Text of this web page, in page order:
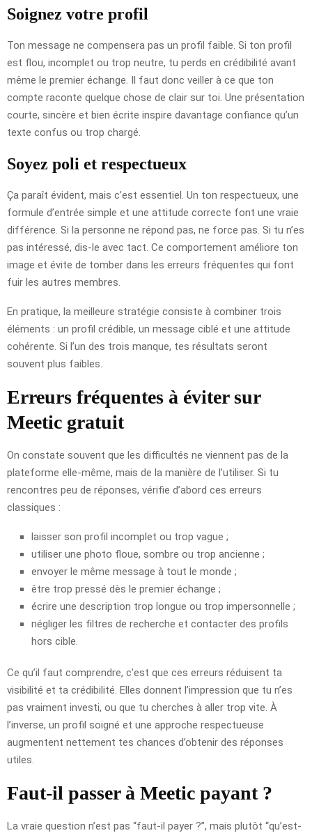
Soignez votre profil
Ton message ne compensera pas un profil faible. Si ton profil
est flou, incomplet ou trop neutre, tu perds en crédibilité avant
même le premier échange. Il faut donc veiller à ce que ton
compte raconte quelque chose de clair sur toi. Une présentation
courte, sincère et bien écrite inspire davantage confiance qu’un
texte confus ou trop chargé.
Soyez poli et respectueux
Ça paraît évident, mais c’est essentiel. Un ton respectueux, une
formule d’entrée simple et une attitude correcte font une vraie
différence. Si la personne ne répond pas, ne force pas. Si tu n’es
pas intéressé, dis-le avec tact. Ce comportement améliore ton
image et évite de tomber dans les erreurs fréquentes qui font
fuir les autres membres.
En pratique, la meilleure stratégie consiste à combiner trois
éléments : un profil crédible, un message ciblé et une attitude
cohérente. Si l’un des trois manque, tes résultats seront
souvent plus faibles.
Erreurs fréquentes à éviter sur
Meetic gratuit
On constate souvent que les difficultés ne viennent pas de la
plateforme elle-même, mais de la manière de l’utiliser. Si tu
rencontres peu de réponses, vérifie d’abord ces erreurs
classiques :
laisser son profil incomplet ou trop vague ;
utiliser une photo floue, sombre ou trop ancienne ;
envoyer le même message à tout le monde ;
être trop pressé dès le premier échange ;
écrire une description trop longue ou trop impersonnelle ;
négliger les filtres de recherche et contacter des profils
hors cible.
Ce qu’il faut comprendre, c’est que ces erreurs réduisent ta
visibilité et ta crédibilité. Elles donnent l’impression que tu n’es
pas vraiment investi, ou que tu cherches à aller trop vite. À
l’inverse, un profil soigné et une approche respectueuse
augmentent nettement tes chances d’obtenir des réponses
utiles.
Faut-il passer à Meetic payant ?
La vraie question n’est pas “faut-il payer ?”, mais plutôt “qu’est-